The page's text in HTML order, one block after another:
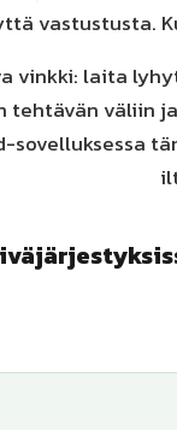
vastustusta.
vinkki: laita
tehtävän väliin
sovelluksessa